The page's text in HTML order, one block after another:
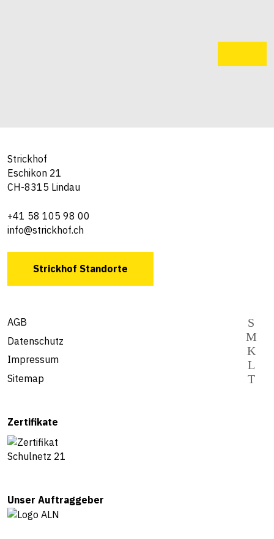
Strickhof
Eschikon 21
CH-8315 Lindau
+41 58 105 98 00
info@strickhof.ch
Strickhof Standorte
AGB
Datenschutz
Impressum
Sitemap
Zertifikate
Unser Auftraggeber